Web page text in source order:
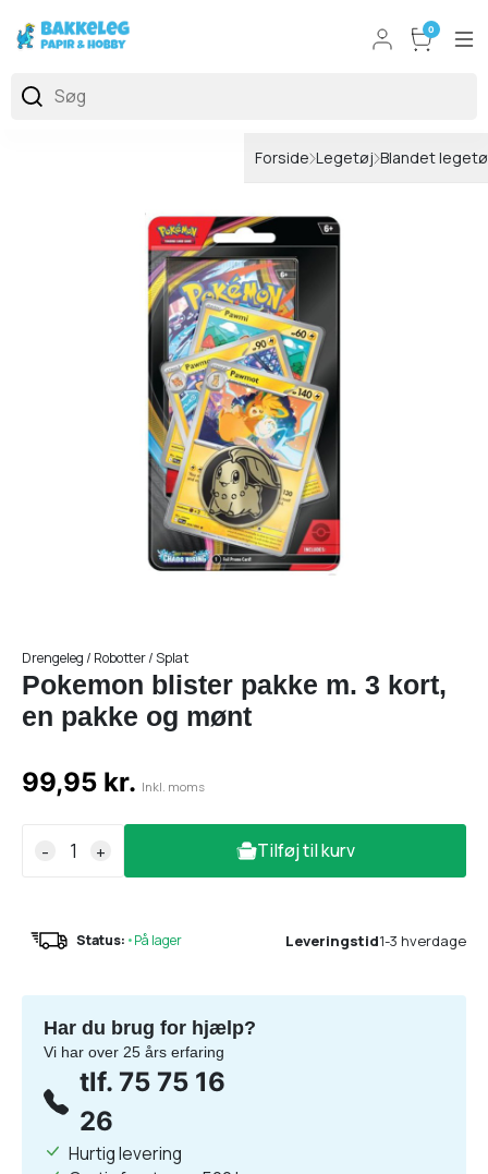
0
Forside Legetøj Blandet
Drengeleg / Robotter / Splat
Pokemon blister pakke m. 3 kort,
en pakke og mønt
99,95 kr. Inkl. moms
- + Tilføj til kurv
Status: •På lager Leveringstid1-3 hverdage
Har du brug for hjælp?
Vi har over 25 års erfaring
tlf. 75 75 16
26
Hurtig levering